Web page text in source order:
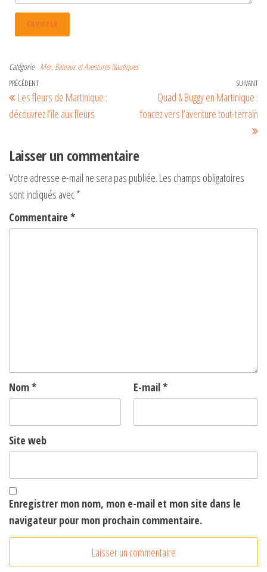
l
t
e
r
a
i
v
e
Catégorie Mer, Bateaux et Aventures Nautiques
PRÉCÉDENT
Les fleurs de Martinique :
découvrez l’île aux fleurs
SUIVANT
Quad & Buggy en Martinique :
foncez vers l’aventure tout-terrain
Laisser un commentaire
Votre adresse e-mail ne sera pas publiée. Les champs obligatoires
sont indiqués avec*
Commentaire *
Nom* E-mail*
Site web
Enregistrer mon nom, mon e-mail et mon site dans le
navigateur pour mon prochain commentaire.